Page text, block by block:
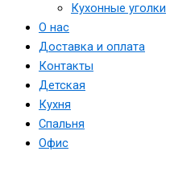
Кухонные уголки
О нас
Доставка и оплата
Контакты
Детская
Кухня
Спальня
Офис